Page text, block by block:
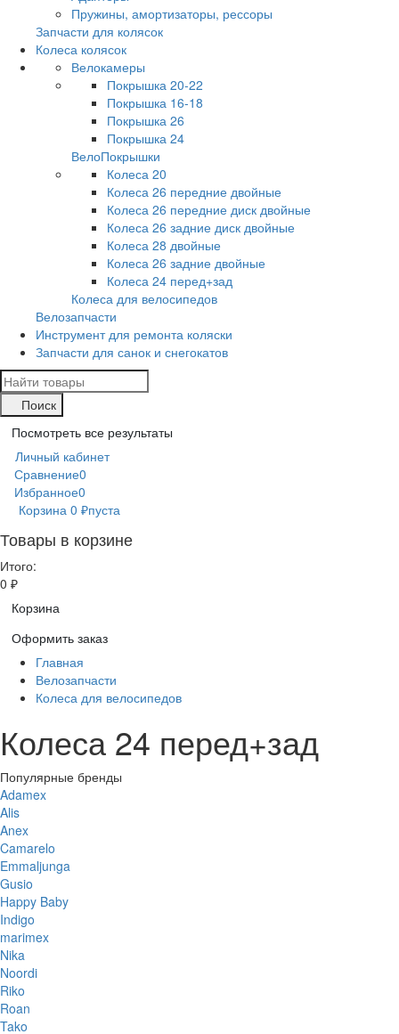
Пружины, амортизаторы, рессоры
Запчасти для колясок
Колеса колясок
Велокамеры
Покрышка 20-22
Покрышка 16-18
Покрышка 26
Покрышка 24
ВелоПокрышки
Колеса 20
Колеса 26 передние двойные
Колеса 26 передние диск двойные
Колеса 26 задние диск двойные
Колеса 28 двойные
Колеса 26 задние двойные
Колеса 24 перед+зад
Колеса для велосипедов
Велозапчасти
Инструмент для ремонта коляски
Запчасти для санок и снегокатов
Поиск
Посмотреть все результаты
Личный кабинет
Сравнение0
Избранное0
Корзина 0 ₽пуста
Товары в корзине
Итого:
0 ₽
Корзина
Оформить заказ
Главная
Велозапчасти
Колеса для велосипедов
Колеса 24 перед+зад
Популярные бренды
Adamex
Alis
Anex
Camarelo
Emmaljunga
Gusio
Happy Baby
Indigo
marimex
Nika
Noordi
Riko
Roan
Tako